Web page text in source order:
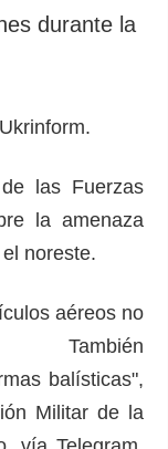
durante la
las Fuerzas
la amenaza
noreste.
aéreos no
También
balísticas",
Militar de la